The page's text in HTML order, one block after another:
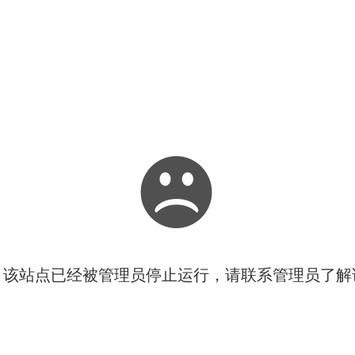
站点已经被管理员停止运行，请联系管理员了